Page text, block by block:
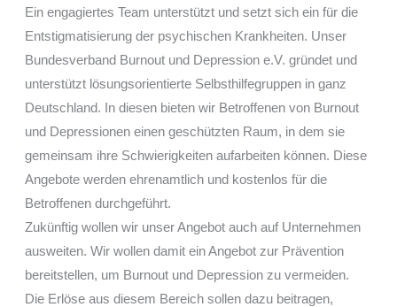
Ein engagiertes Team unterstützt und setzt sich ein für die
Entstigmatisierung der psychischen Krankheiten. Unser
Bundesverband Burnout und Depression e.V. gründet und
unterstützt lösungsorientierte Selbsthilfegruppen in ganz
Deutschland. In diesen bieten wir Betroffenen von Burnout
und Depressionen einen geschützten Raum, in dem sie
gemeinsam ihre Schwierigkeiten aufarbeiten können. Diese
Angebote werden ehrenamtlich und kostenlos für die
Betroffenen durchgeführt.
Zukünftig wollen wir unser Angebot auch auf Unternehmen
ausweiten. Wir wollen damit ein Angebot zur Prävention
bereitstellen, um Burnout und Depression zu vermeiden.
Die Erlöse aus diesem Bereich sollen dazu beitragen,